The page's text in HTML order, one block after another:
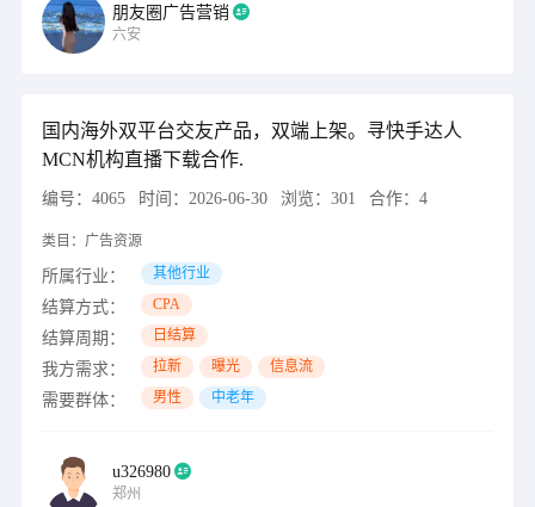
朋友圈广告营销
六安
国内海外双平台交友产品，双端上架。寻快手达人
MCN机构直播下载合作.
编号： 4065 时间： 2026-06-30 浏览： 301 合作： 4
类目： 广告资源
所属行业： 其他行业
结算方式： CPA
结算周期： 日结算
我方需求： 拉新 曝光 信息流
需要群体： 男性 中老年
u326980
郑州